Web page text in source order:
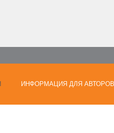
ИНФОРМАЦИЯ ДЛЯ АВТОРОВ